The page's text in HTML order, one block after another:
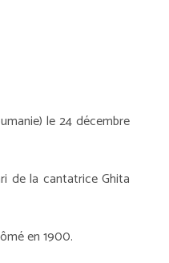
le 24 décembre
de la cantatrice Ghita
en 1900.